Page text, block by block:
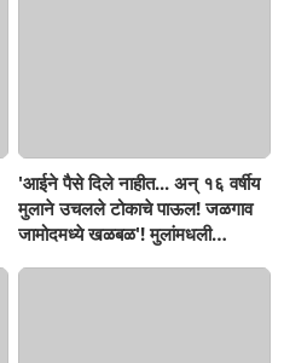
'आईने पैसे दिले नाहीत... अन् १६ वर्षीय
मुलाने उचलले टोकाचे पाऊल! जळगाव
जामोदमध्ये खळबळ'! मुलांमधली